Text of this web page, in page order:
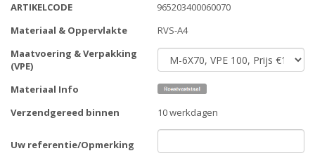
ARTIKELCODE
965203400060070
Materiaal & Oppervlakte
RVS-A4
Maatvoering & Verpakking
(VPE)
Materiaal Info
Verzendgereed binnen
10 werkdagen
Uw referentie/Opmerking